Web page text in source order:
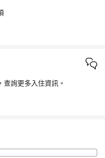
詢更多入住資訊。